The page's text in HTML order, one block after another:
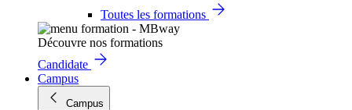
Toutes les formations
Découvre nos formations
Candidate
Campus
Campus